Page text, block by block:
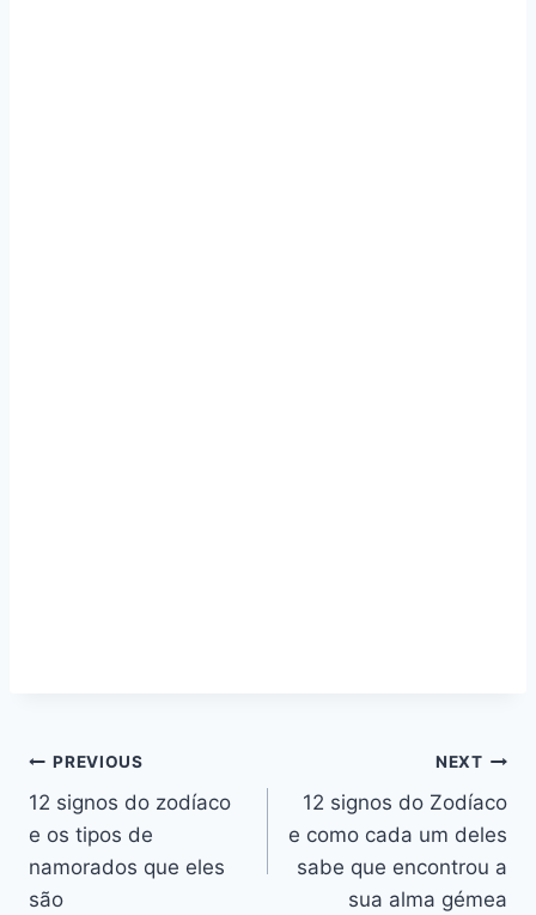
Navegação
de
artigos
PREVIOUS
12 signos do zodíaco
e os tipos de
namorados que eles
são
NEXT
12 signos do Zodíaco
e como cada um deles
sabe que encontrou a
sua alma gémea